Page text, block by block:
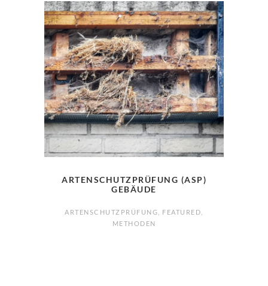
ARTENSCHUTZPRÜFUNG (ASP)
GEBÄUDE
ARTENSCHUTZPRÜFUNG FEATURED
METHODEN